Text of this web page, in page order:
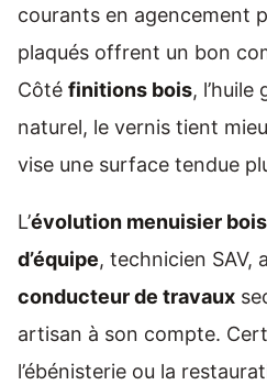
courants en agencement
plaqués offrent un bon
Côté finitions bois, l’huile
naturel, le vernis tient
vise une surface tendue
L’évolution menuisier bois
d’équipe, technicien SAV,
conducteur de travaux
artisan à son compte.
l’ébénisterie ou la